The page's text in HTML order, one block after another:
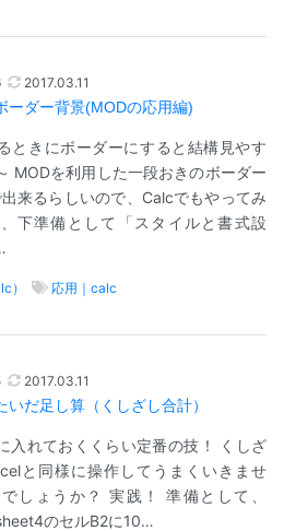
2017.03.11
ーダー背景(MODの応用編)
ときにボーダーにすると結構見やす
MODを利用した一段おきのボーダー
来るらしいので、Calcでもやってみ
下準備として「スタイルと書式設
） 応用｜calc
2017.03.11
いだ足し算（くしざし合計）
入れておくくらい定番の技！ くしざ
と同様に操作してうまくいきませ
しょうか？ 実践！ 準備として、
のセルB2に10…